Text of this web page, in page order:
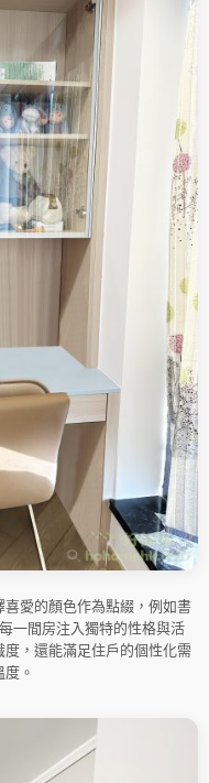
愛的顏色作為點綴，例如書
一間房注入獨特的性格與活
，還能滿足住戶的個性化需
。